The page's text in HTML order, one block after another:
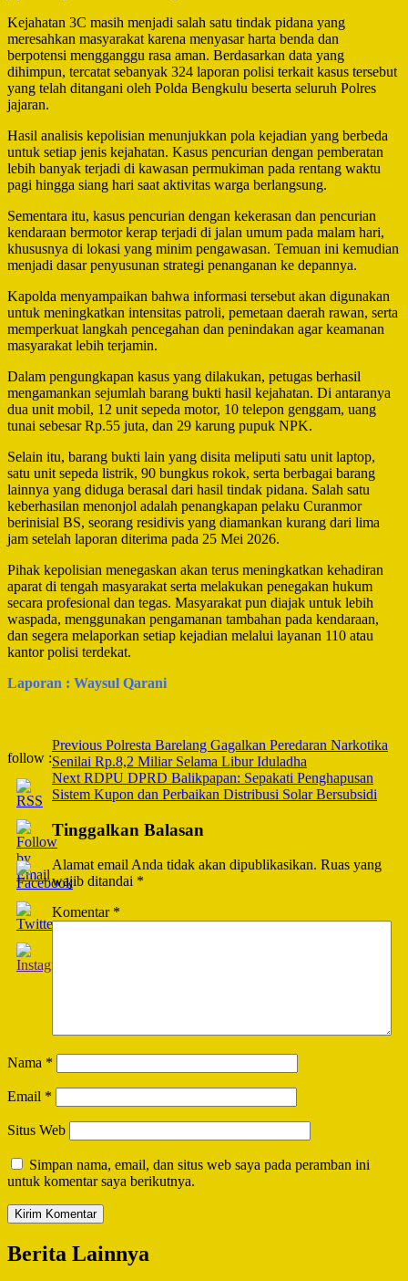
Kejahatan 3C masih menjadi salah satu tindak pidana yang
meresahkan masyarakat karena menyasar harta benda dan
berpotensi mengganggu rasa aman. Berdasarkan data yang
dihimpun, tercatat sebanyak 324 laporan polisi terkait kasus tersebut
yang telah ditangani oleh Polda Bengkulu beserta seluruh Polres
jajaran.
Hasil analisis kepolisian menunjukkan pola kejadian yang berbeda
untuk setiap jenis kejahatan. Kasus pencurian dengan pemberatan
lebih banyak terjadi di kawasan permukiman pada rentang waktu
pagi hingga siang hari saat aktivitas warga berlangsung.
Sementara itu, kasus pencurian dengan kekerasan dan pencurian
kendaraan bermotor kerap terjadi di jalan umum pada malam hari,
khususnya di lokasi yang minim pengawasan. Temuan ini kemudian
menjadi dasar penyusunan strategi penanganan ke depannya.
Kapolda menyampaikan bahwa informasi tersebut akan digunakan
untuk meningkatkan intensitas patroli, pemetaan daerah rawan, serta
memperkuat langkah pencegahan dan penindakan agar keamanan
masyarakat lebih terjamin.
Dalam pengungkapan kasus yang dilakukan, petugas berhasil
mengamankan sejumlah barang bukti hasil kejahatan. Di antaranya
dua unit mobil, 12 unit sepeda motor, 10 telepon genggam, uang
tunai sebesar Rp.55 juta, dan 29 karung pupuk NPK.
Selain itu, barang bukti lain yang disita meliputi satu unit laptop,
satu unit sepeda listrik, 90 bungkus rokok, serta berbagai barang
lainnya yang diduga berasal dari hasil tindak pidana. Salah satu
keberhasilan menonjol adalah penangkapan pelaku Curanmor
berinisial BS, seorang residivis yang diamankan kurang dari lima
jam setelah laporan diterima pada 25 Mei 2026.
Pihak kepolisian menegaskan akan terus meningkatkan kehadiran
aparat di tengah masyarakat serta melakukan penegakan hukum
secara profesional dan tegas. Masyarakat pun diajak untuk lebih
waspada, menggunakan pengamanan tambahan pada kendaraan,
dan segera melaporkan setiap kejadian melalui layanan 110 atau
kantor polisi terdekat.
Laporan : Waysul Qarani
follow :
Post
Navigation
Previous Polresta Barelang Gagalkan Peredaran Narkotika
Senilai Rp.8,2 Miliar Selama Libur Iduladha
Next RDPU DPRD Balikpapan: Sepakati Penghapusan
Sistem Kupon dan Perbaikan Distribusi Solar Bersubsidi
Tinggalkan Balasan
Alamat email Anda tidak akan dipublikasikan. Ruas yang
wajib ditandai *
Komentar *
Nama *
Email *
Situs Web
Simpan nama, email, dan situs web saya pada peramban ini
untuk komentar saya berikutnya.
Berita Lainnya